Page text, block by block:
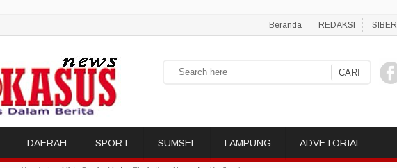
Beranda REDAKSI SIBER
DAERAH SPORT SUMSEL LAMPUNG ADVETORIAL